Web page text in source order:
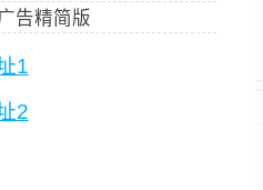
告精简版
1
2